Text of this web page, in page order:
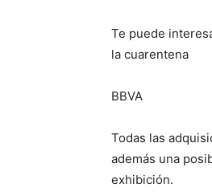
Te puede
la cuarentena
BBVA
Todas las
además una
exhibición.